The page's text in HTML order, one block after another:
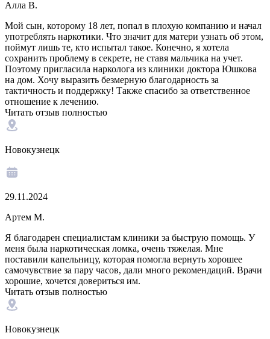
Алла В.
Мой сын, которому 18 лет, попал в плохую компанию и начал
употреблять наркотики. Что значит для матери узнать об этом,
поймут лишь те, кто испытал такое. Конечно, я хотела
сохранить проблему в секрете, не ставя мальчика на учет.
Поэтому пригласила нарколога из клиники доктора Юшкова
на дом. Хочу выразить безмерную благодарность за
тактичность и поддержку! Также спасибо за ответственное
отношение к лечению.
Читать отзыв полностью
Новокузнецк
29.11.2024
Артем М.
Я благодарен специалистам клиники за быструю помощь. У
меня была наркотическая ломка, очень тяжелая. Мне
поставили капельницу, которая помогла вернуть хорошее
самочувствие за пару часов, дали много рекомендаций. Врачи
хорошие, хочется довериться им.
Читать отзыв полностью
Новокузнецк